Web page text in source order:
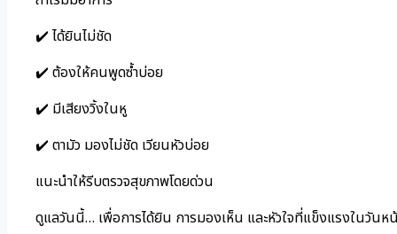
✔️ ได้ยินไม่ชัด
✔️ ต้องให้คนพูดซ้ำบ่อย
✔️ มีเสียงวิ้งในหู
✔️ ตามัว มองไม่ชัด เวียนหัวบ่อย
แนะนำให้รีบตรวจสุขภาพโดยด่วน
ดูแลวันนี้… เพื่อการได้ยิน การมองเห็น และหัวใจที่แข็งแรงในวันห